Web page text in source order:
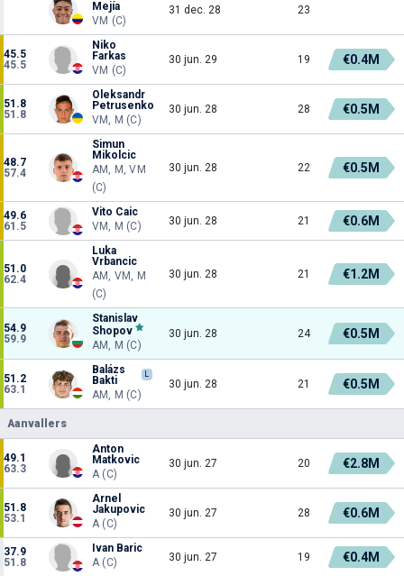
Mejía
VM (C)
31 dec. 28 23
45.5
45.5
Niko
Farkas
VM (C)
30 jun. 29 19 €0.4M
51.8
51.8
Oleksandr
Petrusenko
VM, M (C)
30 jun. 28 28 €0.5M
48.7
57.4
Simun
Mikolcic
AM, M, VM
(C)
30 jun. 28 22 €0.5M
49.6
61.5
Vito Caic
VM, M (C)
30 jun. 28 21 €0.6M
51.0
62.4
Luka
Vrbancic
AM, VM, M
(C)
30 jun. 28 21 €1.2M
54.9
59.9
Stanislav
Shopov
AM, M (C)
30 jun. 28 24 €0.5M
51.2
63.1
Balázs
Bakti
L
AM, M (C)
30 jun. 28 21 €0.5M
Aanvallers
49.1
63.3
Anton
Matkovic
A (C)
30 jun. 27 20 €2.8M
51.8
53.1
Arnel
Jakupovic
A (C)
30 jun. 27 28 €0.6M
37.9
51.8
Ivan Baric
A (C)
30 jun. 27 19 €0.4M